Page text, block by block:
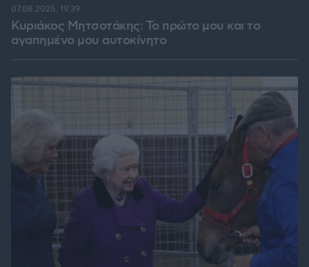
Κυριάκος Μητσοτάκης: Το πρώτο μου και το
αγαπημένο μου αυτοκίνητο
07.08.2026, 19:39